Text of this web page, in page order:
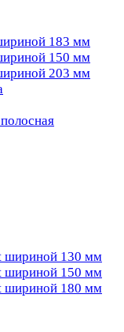
183 мм
150 мм
203 мм
шириной 130 мм
шириной 150 мм
шириной 180 мм